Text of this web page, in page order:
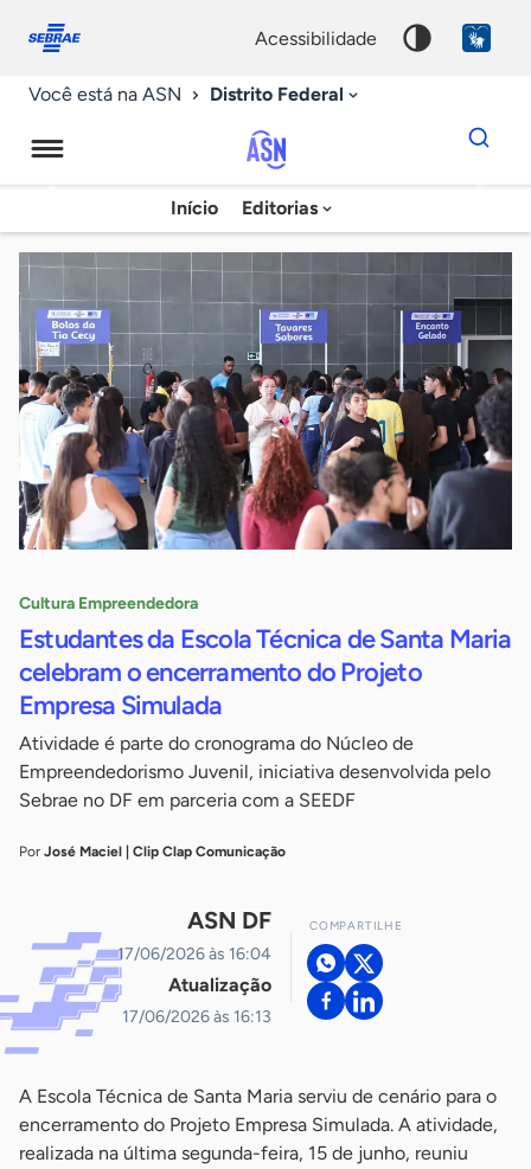
conosco
acessibilidade
Você está na ASN Distrito Federal
Agência
Sebrae
de
Notícias
Início Editorias
Dados
para
chave
Cultura Empreendedora
Estudantes da Escola Técnica de Santa Maria
celebram o encerramento do Projeto
Empresa Simulada
Atividade é parte do cronograma do Núcleo de
Empreendedorismo Juvenil, iniciativa desenvolvida pelo
Sebrae no DF em parceria com a SEEDF
Por José Maciel | Clip Clap Comunicação
ASN DF
17/06/2026 às 16:04
Atualização
17/06/2026 às 16:13
COMPARTILHE
A Escola Técnica de Santa Maria serviu de cenário para o
encerramento do Projeto Empresa Simulada. A atividade,
realizada na última segunda-feira, 15 de junho, reuniu